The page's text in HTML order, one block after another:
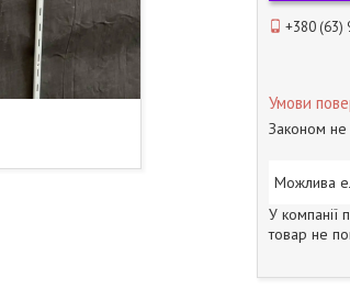
+380 (63)
Законом не
У компанії
товар не